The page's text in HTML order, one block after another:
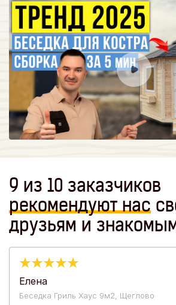
9 из 10 заказчиков
рекомендуют нас
друзьям и
Елена
Беседка Гриль Хаус 9м2, Щеглово